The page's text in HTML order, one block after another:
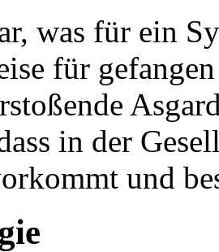
was für ein
für
in der
und